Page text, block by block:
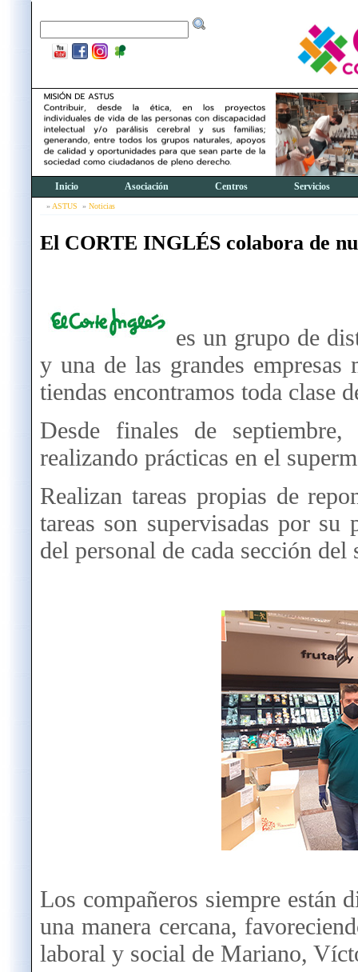
Inicio Asociación Centros Servicios
ASTUS Noticias
El CORTE INGLÉS colabora de
es un grupo de
y una de las grandes empresas
tiendas encontramos toda clase
Desde finales de
realizando prácticas en el
Realizan tareas propias de
tareas son supervisadas por
del personal de cada sección del
Los compañeros siempre están
una manera cercana,
laboral y social de Mariano,